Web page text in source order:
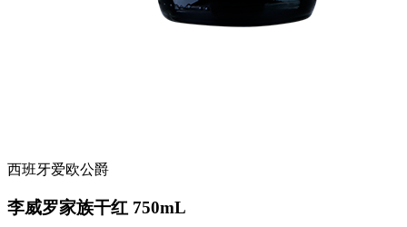
西班牙爱欧公爵
李威罗家族干红 750mL